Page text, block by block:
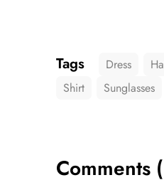
Tags Dress
Shirt
Sunglasses
Comments